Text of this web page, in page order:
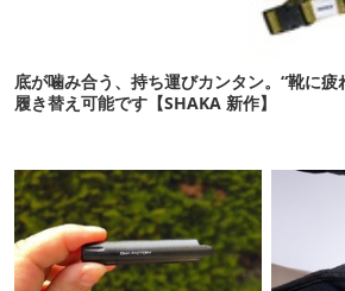
底が噛み合う、持ち運びカンタン。“靴に疲
履き替え可能です【SHAKA 新作】